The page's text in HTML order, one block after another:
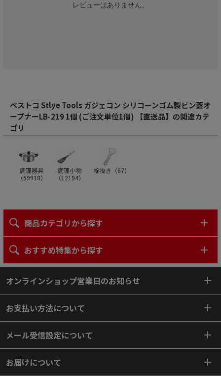
レビューはありません。
ベストコ Stlye Tools ガジェコン シリコーンゴム製ビン蓋オ
ープナーLB-219 1個 (ご注文単位1個) 【直送品】の関連カテ
ゴリ
調理器具
（59918）
調理小物
（12194）
栓抜き（67）
商品カテゴリから探す
おすすめ特集から探す
オンラインショップ営業日のお知らせ
お支払い方法について
メール受信設定について
お届けについて